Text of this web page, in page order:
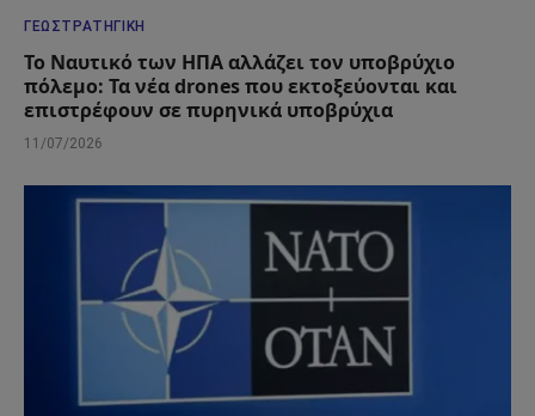
ΓΕΩΣΤΡΑΤΗΓΙΚΉ
Το Ναυτικό των ΗΠΑ αλλάζει τον υποβρύχιο
πόλεμο: Τα νέα drones που εκτοξεύονται και
επιστρέφουν σε πυρηνικά υποβρύχια
11/07/2026